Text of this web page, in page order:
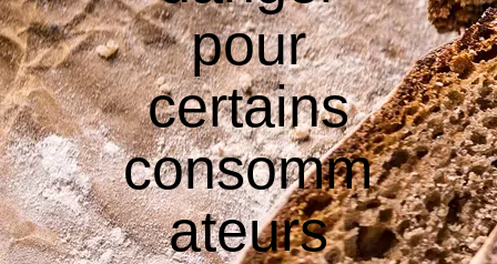
pour
certains
consomm
ateurs